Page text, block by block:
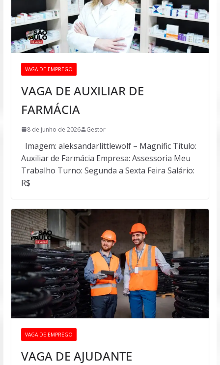
VAGA DE EMPREGO
VAGA DE AUXILIAR DE
FARMÁCIA
8 de junho de 2026 Gestor
Imagem: aleksandarlittlewolf – Magnific Título:
Auxiliar de Farmácia Empresa: Assessoria Meu
Trabalho Turno: Segunda a Sexta Feira Salário:
R$
VAGA DE EMPREGO
VAGA DE AJUDANTE